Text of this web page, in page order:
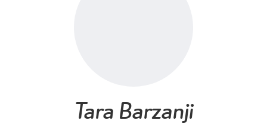
Tara Barzanji